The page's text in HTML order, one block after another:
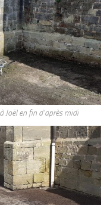
Joël en fin d’après midi